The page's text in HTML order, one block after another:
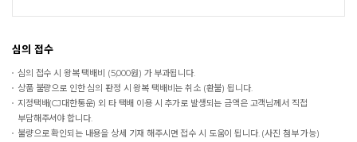
심의 접수
심의 접수 시 왕복 택배비 (5,000원) 가 부과됩니다.
상품 불량으로 인한 심의 판정 시 왕복 택배비는 취소 (환불) 됩니다.
지정택배(CJ대한통운) 외 타 택배 이용 시 추가로 발생되는 금액은 고객님께서 직접
부담해주셔야 합니다.
불량으로 확인되는 내용을 상세 기재 해주시면 접수 시 도움이 됩니다. (사진 첨부 가능)